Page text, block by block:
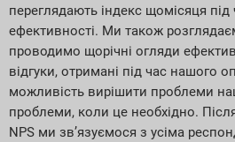
переглядають індекс щомісяця під
ефективності. Ми також
проводимо щорічні огляди
відгуки, отримані під час нашого
можливість вирішити проблеми
проблеми, коли це необхідно.
NPS ми зв’язуємося з усіма